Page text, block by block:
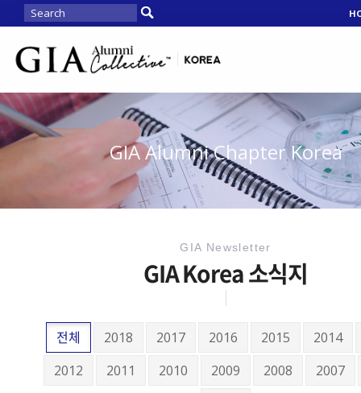
GIA Alumni Chapter Korea
GIA Newsletter
GIA Korea 소식지
전체 2018 2017 2016 2015
2014
2012
2011 2010 2009 2008
2007